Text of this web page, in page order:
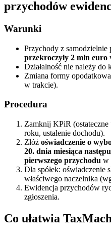
przychodów
Warunki
Przychody z samodzielnie
przekroczyły 2 mln euro
Działalność nie należy do
Zmiana formy
w trakcie).
Procedura
Zamknij KPiR (ostateczne
roku, ustalenie dochodu).
Złóż oświadczenie o
20. dnia miesiąca
pierwszego przychodu w
Dla spółek: oświadczenie
właściwego naczelnika
Ewidencja przychodów
zgłoszenia.
Co ułatwia